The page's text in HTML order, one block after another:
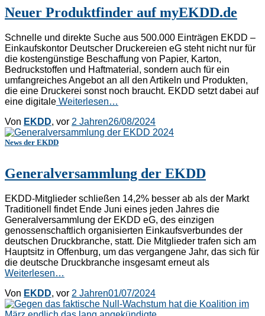
Neuer Produktfinder auf myEKDD.de
Schnelle und direkte Suche aus 500.000 Einträgen EKDD –
Einkaufskontor Deutscher Druckereien eG steht nicht nur für
die kostengünstige Beschaffung von Papier, Karton,
Bedruckstoffen und Haftmaterial, sondern auch für ein
umfangreiches Angebot an all den Artikeln und Produkten,
die eine Druckerei sonst noch braucht. EKDD setzt dabei auf
eine digitale Weiterlesen…
Von EKDD, vor 2 Jahren26/08/2024
News der EKDD
Generalversammlung der EKDD
EKDD-Mitglieder schließen 14,2% besser ab als der Markt
Traditionell findet Ende Juni eines jeden Jahres die
Generalversammlung der EKDD eG, des einzigen
genossenschaftlich organisierten Einkaufsverbundes der
deutschen Druckbranche, statt. Die Mitglieder trafen sich am
Hauptsitz in Offenburg, um das vergangene Jahr, das sich für
die deutsche Druckbranche insgesamt erneut als
Weiterlesen…
Von EKDD, vor 2 Jahren01/07/2024